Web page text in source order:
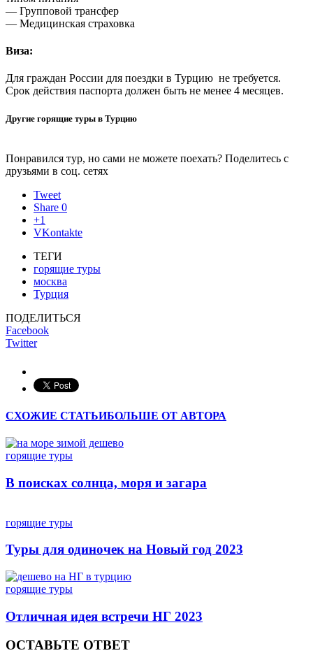
— Групповой трансфер
— Медицинская страховка
Виза:
Для граждан России для поездки в Турцию не требуется.
Срок действия паспорта должен быть не менее 4 месяцев.
Другие горящие туры в Турцию
Понравился тур, но сами не можете поехать? Поделитесь с
друзьями в соц. сетях
Tweet
Share 0
+1
VKontakte
ТЕГИ
горящие туры
москва
Турция
ПОДЕЛИТЬСЯ
Facebook
Twitter
СХОЖИЕ СТАТЬИБОЛЬШЕ ОТ АВТОРА
горящие туры
В поисках солнца, моря и загара
горящие туры
Туры для одиночек на Новый год 2023
горящие туры
Отличная идея встречи НГ 2023
ОСТАВЬТЕ ОТВЕТ